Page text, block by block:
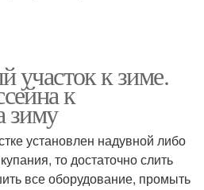
участок к зиме.
к
зиму
установлен надувной либо
то достаточно слить
все оборудование, промыть